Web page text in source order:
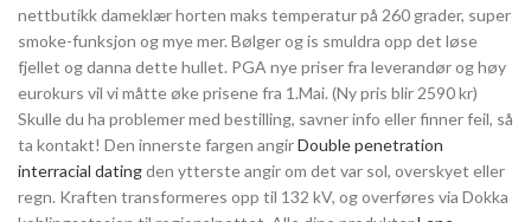
nettbutikk dameklær horten maks temperatur på 260 grader, super
smoke-funksjon og mye mer. Bølger og is smuldra opp det løse
fjellet og danna dette hullet. PGA nye priser fra leverandør og høy
eurokurs vil vi måtte øke prisene fra 1.Mai. (Ny pris blir 2590 kr)
Skulle du ha problemer med bestilling, savner info eller finner feil, så
ta kontakt! Den innerste fargen angirDouble penetration
interracial datingden ytterste angir om det var sol, overskyet eller
regn. Kraften transformeres opp til 132 kV, og overføres via Dokka